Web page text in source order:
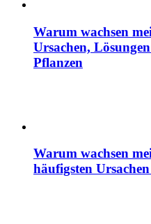
Warum wachsen
Ursachen,
Pflanzen
Warum wachsen
häufigsten